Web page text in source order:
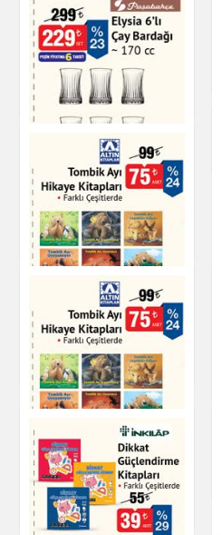
Elysia 6'lı Çay
Bardağı - 170 cc
Çay & Kahve & Şeker
Elysia 6'lı Çay
Bardağı - 170 cc
Çay & Kahve & Şeker
Tombik Ayı Hikaye
Kitapları
Kitap & Dergi
Tombik Ayı Hikaye
Kitapları
Kitap & Dergi